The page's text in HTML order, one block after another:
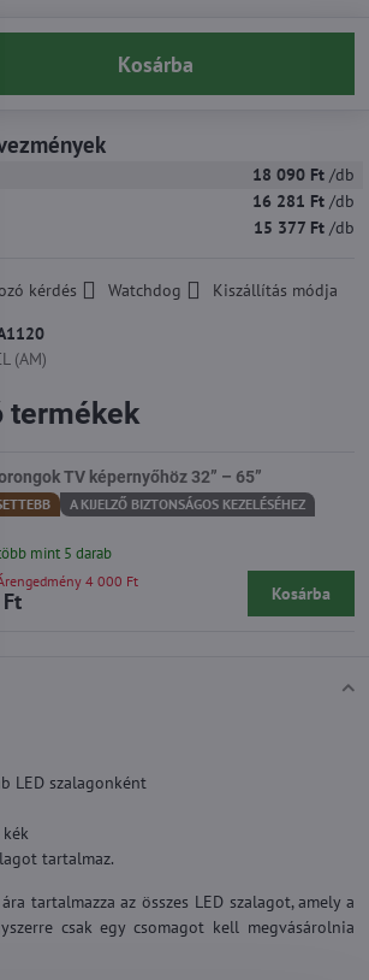
Kosárba
18 090 Ft /db
16 281 Ft /db
15 377 Ft /db
kérdés Watchdog
Kiszállítás módja
(AM)
LED szalagonként
tartalmaz.
tartalmazza az összes LED szalagot, amely a
csak egy csomagot kell megvásárolnia
termékek
TV képernyőhöz 32” – 65”
A KIJELZŐ BIZTONSÁGOS KEZELÉSÉHEZ
mint 5 darab
4 000 Ft
Kosárba